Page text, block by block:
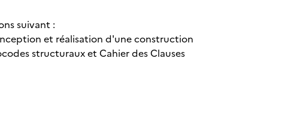
suivant :
et réalisation d'une construction
structuraux et Cahier des Clauses